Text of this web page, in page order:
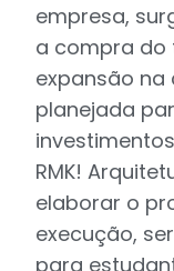
empresa,
a compra do
expansão
planejada
RMK!
elaborar o
execução,
para